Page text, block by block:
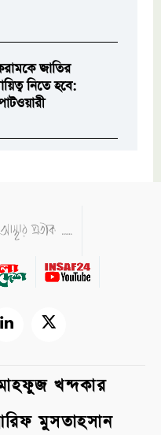
জাতির
নিতে হবে:
খন্দকার
মুসতাহসান